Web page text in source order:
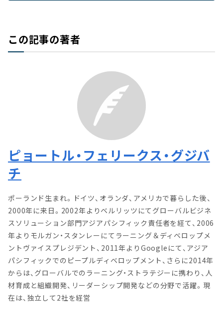
この記事の著者
ピョートル・フェリークス・グジバ
チ
ポーランド生まれ。ドイツ、オランダ、アメリカで暮らした後、
2000年に来日。2002年よりベルリッツにてグローバルビジネ
スソリューション部門アジアパシフィック責任者を経て、2006
年よりモルガン・スタンレーにてラーニング＆ディベロップメ
ントヴァイスプレジデント、2011年よりGoogleにて、アジア
パシフィックでのピープルディベロップメント、さらに2014年
からは、グローバルでのラーニング・ストラテジーに携わり、人
材育成と組織開発、リーダーシップ開発などの分野で活躍。現
在は、独立して2社を経営